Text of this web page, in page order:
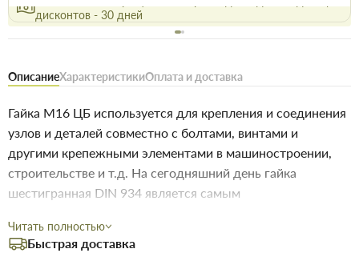
дисконтов - 30 дней
ОписаниеХарактеристикиОплата и доставка
Гайка М16 ЦБ используется для крепления и соединения
узлов и деталей совместно с болтами, винтами и
другими крепежными элементами в машиностроении,
строительстве и т.д. На сегодняшний день гайка
шестигранная DIN 934 является самым
компонентом, который применяется в комплексе с
метрическими болтами, мебельными болтами, винтами
Читать полностью
Быстрая доставка